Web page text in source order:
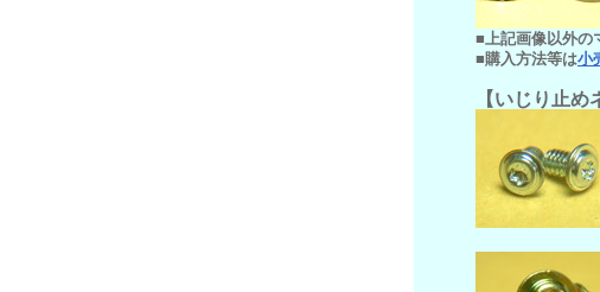
■上記画像以外の
■購入方法等は小
【いじり止め